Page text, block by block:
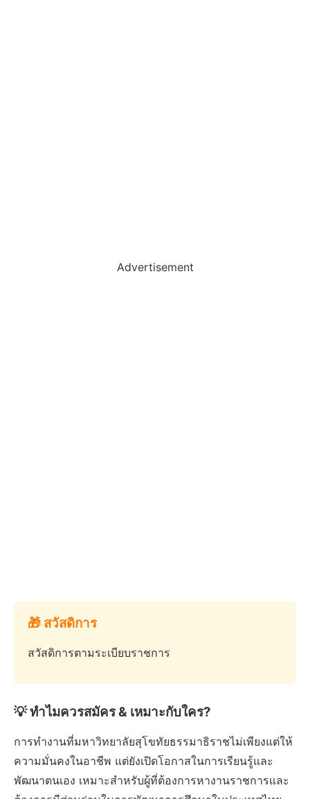
Advertisement
🎁 สวัสดิการ
สวัสดิการตามระเบียบราชการ
💡 ทำไมควรสมัคร & เหมาะกับใคร?
การทำงานที่มหาวิทยาลัยสุโขทัยธรรมาธิราชไม่เพียงแต่ให้
ความมั่นคงในอาชีพ แต่ยังเปิดโอกาสในการเรียนรู้และ
พัฒนาตนเอง เหมาะสำหรับผู้ที่ต้องการหางานราชการและ